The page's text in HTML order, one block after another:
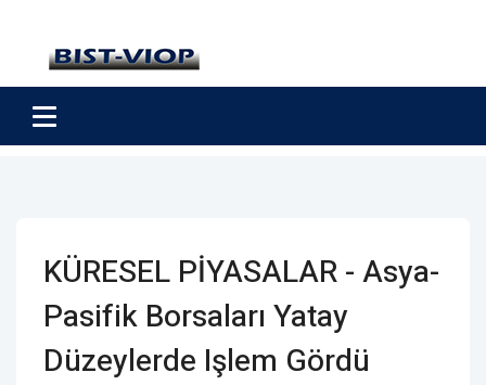
KÜRESEL PİYASALAR - Asya-
Pasifik Borsaları Yatay
Düzeylerde Işlem Gördü